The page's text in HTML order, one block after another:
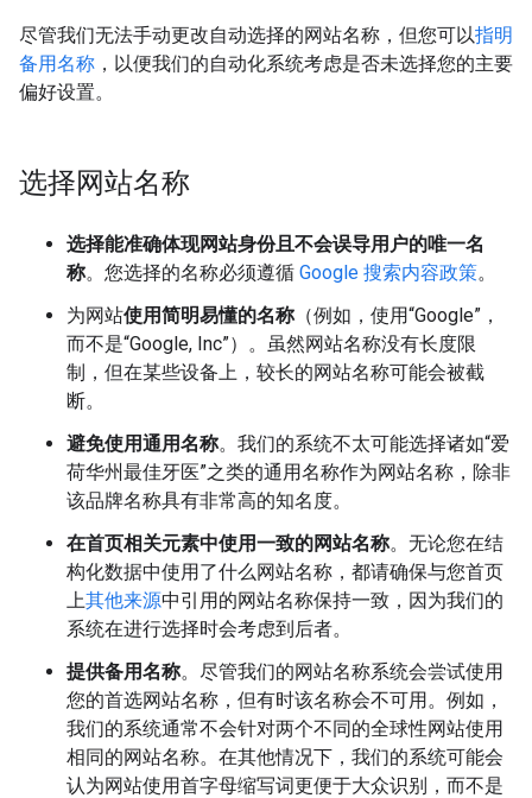
尽管我们无法手动更改自动选择的网站名称，但您可以指明
备用名称 ，以便我们的自动化系统考虑是否未选择您的主要
偏好设置。
选择网站名称
选择能准确体现网站身份且不会误导用户的唯一名
称。您选择的名称必须遵循 Google 搜索内容政策。
为网站使用简明易懂的名称（例如，使用“Google”，
而不是“Google, Inc”）。虽然网站名称没有长度限
制，但在某些设备上，较长的网站名称可能会被截
断。
避免使用通用名称。我们的系统不太可能选择诸如“爱
荷华州最佳牙医”之类的通用名称作为网站名称，除非
该品牌名称具有非常高的知名度。
在首页相关元素中使用一致的网站名称。无论您在结
构化数据中使用了什么网站名称，都请确保与您首页
上其他来源中引用的网站名称保持一致，因为我们的
系统在进行选择时会考虑到后者。
提供备用名称。尽管我们的网站名称系统会尝试使用
您的首选网站名称，但有时该名称会不可用。例如，
我们的系统通常不会针对两个不同的全球性网站使用
相同的网站名称。在其他情况下，我们的系统可能会
认为网站使用首字母缩写词更便于大众识别，而不是